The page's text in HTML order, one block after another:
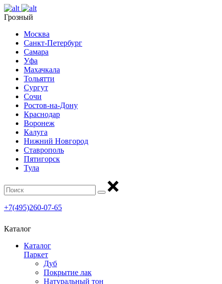
Грозный
Москва
Санкт-Петербург
Самара
Уфа
Махачкала
Тольятти
Сургут
Сочи
Ростов-на-Дону
Краснодар
Воронеж
Калуга
Нижний Новгород
Ставрополь
Пятигорск
Тула
+7(495)260-07-65
Каталог
Каталог
Паркет
Дуб
Покрытие лак
Натуральный тон